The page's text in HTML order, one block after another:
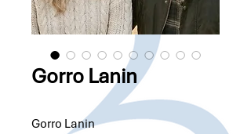
Gorro Lanin
Gorro Lanin